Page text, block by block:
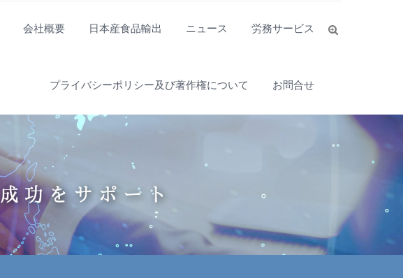
会社概要 日本産食品輸出 ニュース 労務サービス
プライバシーポリシー及び著作権について お問合せ